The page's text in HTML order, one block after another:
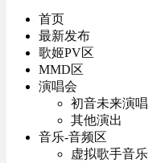
首页
最新发布
歌姬PV区
MMD区
演唱会
初音未来演
其他演出
音乐-音频区
虚拟歌手音乐